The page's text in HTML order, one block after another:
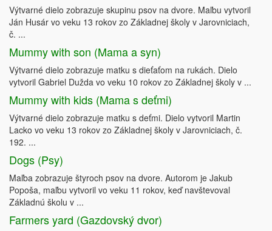
Výtvarné dielo zobrazuje skupinu psov na dvore. Maľbu vytvoril
Ján Husár vo veku 13 rokov zo Základnej školy v Jarovniciach,
č. ...
Mummy with son (Mama a syn)
Výtvarné dielo zobrazuje matku s dieťaťom na rukách. Dielo
vytvoril Gabriel Dužda vo veku 10 rokov zo Základnej školy v ...
Mummy with kids (Mama s deťmi)
Výtvarné dielo zobrazuje matku s deťmi. Dielo vytvoril Martin
Lacko vo veku 13 rokov zo Základnej školy v Jarovniciach, č.
192. ...
Dogs (Psy)
Maľba zobrazuje štyroch psov na dvore. Autorom je Jakub
Popoša, maľbu vytvoril vo veku 11 rokov, keď navštevoval
Základnú školu v ...
Farmers yard (Gazdovský dvor)